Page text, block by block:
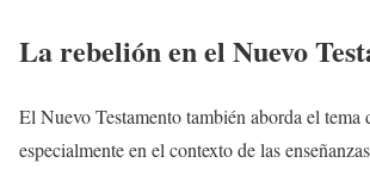
La rebelión en el Nuevo
El Nuevo Testamento también aborda el tema
especialmente en el contexto de las